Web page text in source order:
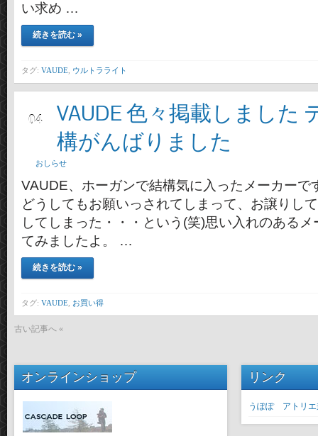
い求め …
続きを読む »
タグ: VAUDE ウルトラライト
04
VAUDE 色々掲載しました
構がんばりました
おしらせ
VAUDE、ホーガンで結構気に入ったメーカーで
どうしてもお願いっされてしまって、お譲りし
してしまった・・・という(笑)思い入れのある
てみましたよ。 …
続きを読む »
タグ: VAUDE お買い得
古い記事へ «
オンラインショップ リンク
うぽぽ アトリエ